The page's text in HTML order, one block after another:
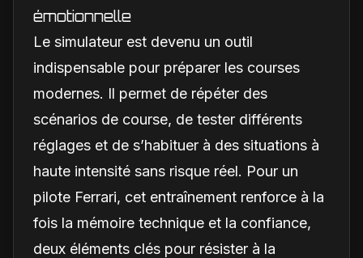
émotionnelle
Le simulateur est devenu un outil
indispensable pour préparer les courses
modernes. Il permet de répéter des
scénarios de course, de tester différents
réglages et de s’habituer à des situations à
haute intensité sans risque réel. Pour un
pilote Ferrari, cet entraînement renforce à la
fois la mémoire technique et la confiance,
deux éléments clés pour résister à la